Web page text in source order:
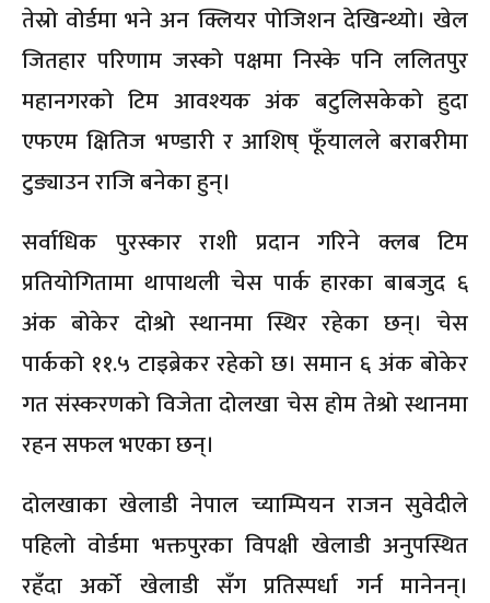
तेस्रो वोर्डमा भने अन क्लियर पोजिशन देखिन्थ्यो। खेल
जितहार परिणाम जस्को पक्षमा निस्के पनि ललितपुर
महानगरको टिम आवश्यक अंक बटुलिसकेको हुदा
एफएम क्षितिज भण्डारी र आशिष् फूँयालले बराबरीमा
टुङ्याउन राजि बनेका हुन्।
सर्वाधिक पुरस्कार राशी प्रदान गरिने क्लब टिम
प्रतियोगितामा थापाथली चेस पार्क हारका बाबजुद ६
अंक बोकेर दोश्रो स्थानमा स्थिर रहेका छन्। चेस
पार्कको ११.५ टाइब्रेकर रहेको छ। समान ६ अंक बोकेर
गत संस्करणको विजेता दोलखा चेस होम तेश्रो स्थानमा
रहन सफल भएका छन्।
दोलखाका खेलाडी नेपाल च्याम्पियन राजन सुवेदीले
पहिलो वोर्डमा भक्तपुरका विपक्षी खेलाडी अनुपस्थित
रहँदा अर्को खेलाडी सँग प्रतिस्पर्धा गर्न मानेनन्।